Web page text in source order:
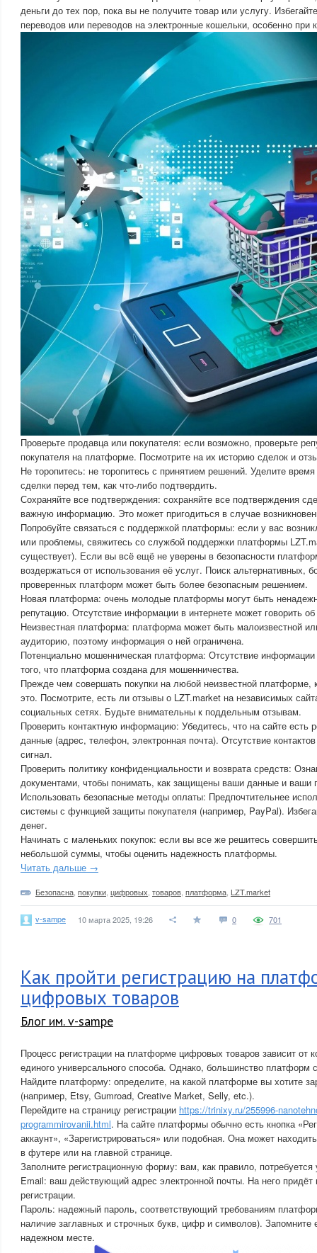
деньги до тех пор, пока вы не получите товар или услугу.
переводов или переводов на электронные кошельки, особенно при
Проверьте продавца или покупателя: если возможно, проверьте
покупателя на платформе. Посмотрите на их историю сделок и
Не торопитесь: не торопитесь с принятием решений. Уделите
сделки перед тем, как что-либо подтвердить.
Сохраняйте все подтверждения: сохраняйте все подтверждения
важную информацию. Это может пригодиться в случае
Попробуйте связаться с поддержкой платформы: если у вас
или проблемы, свяжитесь со службой поддержки платформы
существует). Если вы всё ещё не уверены в безопасности
воздержаться от использования её услуг. Поиск альтернативных,
проверенных платформ может быть более безопасным решением.
Новая платформа: очень молодые платформы могут быть
репутацию. Отсутствие информации в интернете может говорить
Неизвестная платформа: платформа может быть малоизвестной
аудиторию, поэтому информация о ней ограничена.
Потенциально мошенническая платформа: Отсутствие
того, что платформа создана для мошенничества.
Прежде чем совершать покупки на любой неизвестной платформе,
это. Посмотрите, есть ли отзывы о LZT.market на независимых
социальных сетях. Будьте внимательны к поддельным отзывам.
Проверить контактную информацию: Убедитесь, что на сайте есть
данные (адрес, телефон, электронная почта). Отсутствие
сигнал.
Проверить политику конфиденциальности и возврата средств:
документами, чтобы понимать, как защищены ваши данные и ваши
Использовать безопасные методы оплаты: Предпочтительнее
системы с функцией защиты покупателя (например, PayPal).
денег.
Начинать с маленьких покупок: если вы все же решитесь
небольшой суммы, чтобы оценить надежность платформы.
Читать дальше →
Безопасна покупки цифровых товаров платформа LZT.market
v-sampe 10 марта 2025, 19:26 0 701
Как пройти регистрацию на
цифровых товаров
Блог им. v-sampe
Процесс регистрации на платформе цифровых товаров зависит от
единого универсального способа. Однако, большинство
Найдите платформу: определите, на какой платформе вы хотите
(например, Etsy, Gumroad, Creative Market, Selly, etc.).
Перейдите на страницу регистрации https://trinixy.ru/255996-
programmirovanii.html. На сайте платформы обычно есть кнопка
аккаунт», «Зарегистрироваться» или подобная. Она может
в футере или на главной странице.
Заполните регистрационную форму: вам, как правило, потребуется
Email: ваш действующий адрес электронной почты. На него
регистрации.
Пароль: надежный пароль, соответствующий требованиям
наличие заглавных и строчных букв, цифр и символов). Запомните
надежном месте.